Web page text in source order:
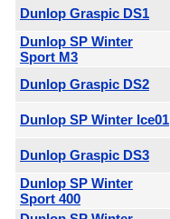
Dunlop Graspic DS1
Dunlop SP Winter
Sport M3
Dunlop Graspic DS2
Dunlop SP Winter Ice01
Dunlop Graspic DS3
Dunlop SP Winter
Sport 400